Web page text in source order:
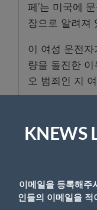
페’는 미국에
장으로 알려져
이 여성 운전
량을 돌진한
오 범죄인 지
2017년 캘리
고가 발생한 적
당시 버클리의
리 카페에서
이커리 매장으
KNEWS
이메일을 등록해주
인들의 이메일을